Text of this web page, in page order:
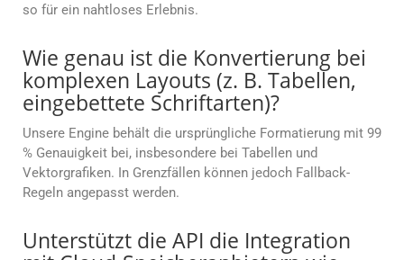
so für ein nahtloses Erlebnis.
Wie genau ist die Konvertierung bei
komplexen Layouts (z. B. Tabellen,
eingebettete Schriftarten)?
Unsere Engine behält die ursprüngliche Formatierung mit 99
% Genauigkeit bei, insbesondere bei Tabellen und
Vektorgrafiken. In Grenzfällen können jedoch Fallback-
Regeln angepasst werden.
Unterstützt die API die Integration